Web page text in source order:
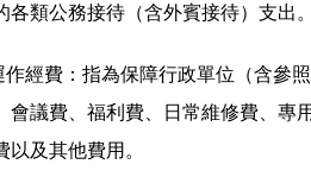
各類公務接待（含外賓接待）支出
作經費：指為保障行政單位（含參
會議費、福利費、日常維修費、專
以及其他費用。